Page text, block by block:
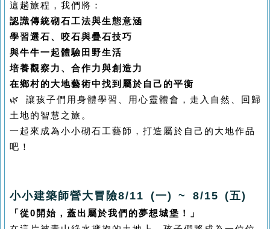
這趟旅程，我們將：
認識傳統砌石工法與生態意涵
學習選石、咬石與疊石技巧
與牛牛一起體驗田野生活
培養觀察力、合作力與創造力
在鄉村的大地藝術中找到屬於自己的平衡
🌿 讓孩子們用身體學習、用心靈體會，走入自然、回歸
土地的智慧之旅。
一起來成為小小砌石工藝師，打造屬於自己的大地作品
吧！
小小建築師營大冒險8/11 (一) ~ 8/15 (五)
「從0開始，蓋出屬於我們的夢想城堡！」